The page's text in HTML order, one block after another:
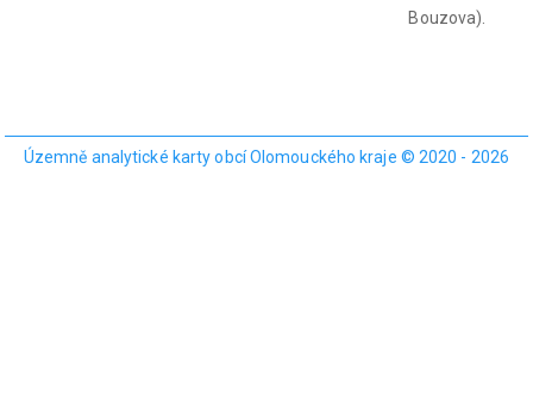
Bouzova).
Územně analytické karty obcí Olomouckého kraje © 2020 - 2026